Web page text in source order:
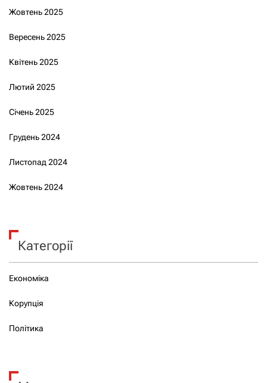
Жовтень 2025
Вересень 2025
Квітень 2025
Лютий 2025
Січень 2025
Грудень 2024
Листопад 2024
Жовтень 2024
Категорії
Економіка
Корупція
Політика